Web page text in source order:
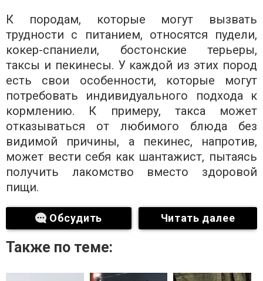
К породам, которые могут вызвать
трудности с питанием, относятся пудели,
кокер-спаниели, бостонские терьеры,
таксы и пекинесы. У каждой из этих пород
есть свои особенности, которые могут
потребовать индивидуального подхода к
кормлению. К примеру, такса может
отказываться от любимого блюда без
видимой причины, а пекинес, напротив,
может вести себя как шантажист, пытаясь
получить лакомство вместо здоровой
пищи.
Обсудить Читать далее
Также по теме: